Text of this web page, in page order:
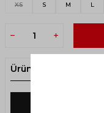
XS S M L
Ürün Açıklaması